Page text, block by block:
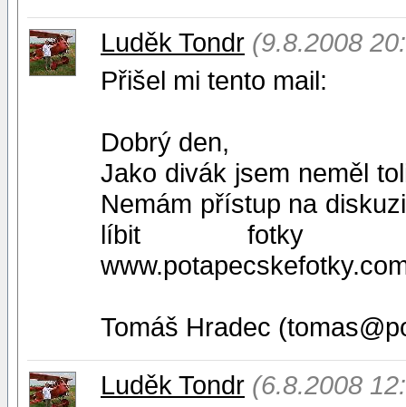
Luděk Tondr (9.8.2008
Přišel mi tento mail:
Dobrý den,
Jako divák jsem neměl
Nemám přístup na
líbit fotky v
Tomáš Hradec
Luděk Tondr (6.8.2008